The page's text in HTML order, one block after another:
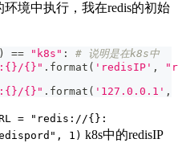
境中执行，我在redis的初始
) == "k8s" :
# 说明是在k8s中
{}" . format ( 'redisIP' ,
{}" . format ( '127.0.0.1' ,
= "redis://{}:
1) k8s中的redisIP